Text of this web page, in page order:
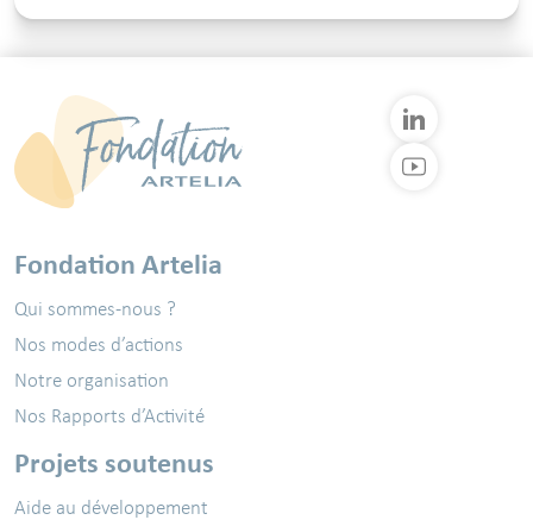
Fondation Artelia
Qui sommes-nous ?
Nos modes d’actions
Notre organisation
Nos Rapports d’Activité
Projets soutenus
Aide au développement